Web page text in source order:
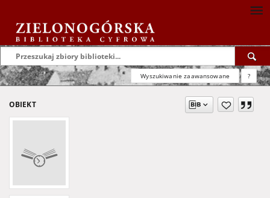
Wyszukiwanie zaawansowane ?
OBIEKT